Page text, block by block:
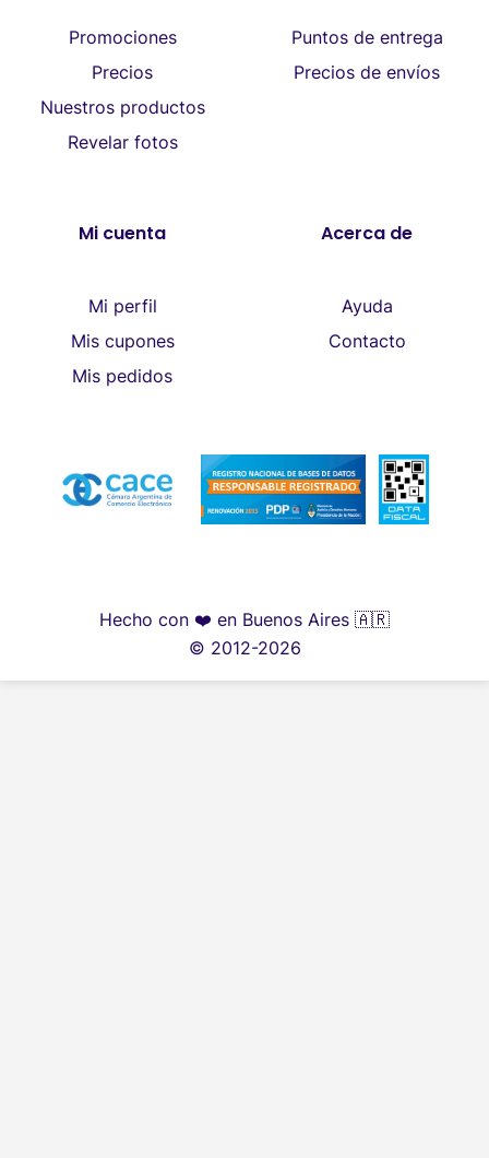
Promociones
Precios
Nuestros productos
Revelar fotos
Puntos de entrega
Precios de envíos
Mi cuenta
Mi perfil
Mis cupones
Mis pedidos
Acerca de
Ayuda
Contacto
Hecho con ❤️ en Buenos Aires 🇦🇷
© 2012-2026